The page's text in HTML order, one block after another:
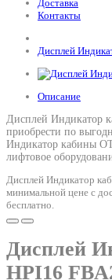
Доставка
Контакты
Дисплей
Описание
Дисплей Индикатор
приобрести по
Индикатор кабины
лифтовое
Дисплей Индикатор
минимальной цене с
бесплатно.
Дисплей
HPI16